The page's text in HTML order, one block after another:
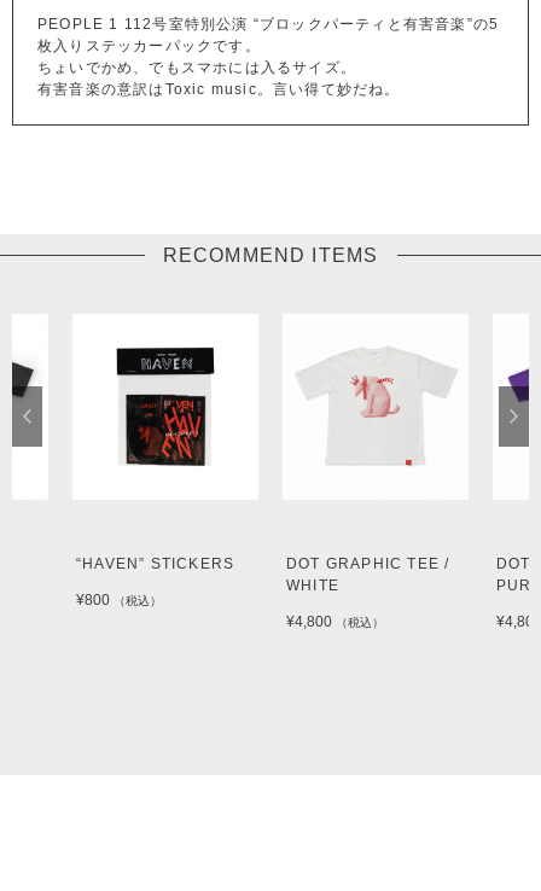
PEOPLE 1 112号室特別公演 “ブロックパーティと有害音楽”の5
枚入りステッカーパックです。
ちょいでかめ、でもスマホには入るサイズ。
有害音楽の意訳はToxic music。言い得て妙だね。
RECOMMEND ITEMS
“HAVEN” STICKERS
¥800 （税込）
DOT GRAPHIC TEE /
WHITE
¥4,800 （税込）
DOT
¥4,800